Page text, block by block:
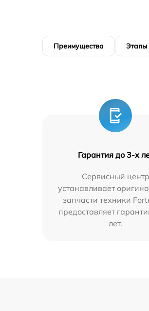
Преимущества Этапы
Гарантия до 3-х
Сервисный центр
устанавливает
запчасти техники
предоставляет
лет.